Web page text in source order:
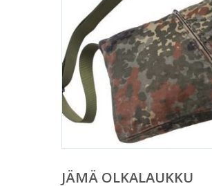
JÄMÄ OLKALAUKKU